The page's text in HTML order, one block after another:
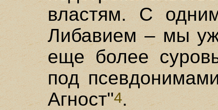
властям. С
Либавием – мы
еще более
под
Агност"4.